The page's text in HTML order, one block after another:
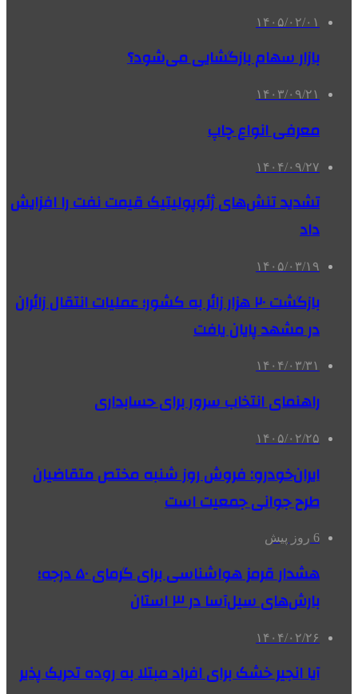
۱۴۰۵/۰۲/۰۱
بازار سهام بازگشایی می‌شود؟
۱۴۰۳/۰۹/۲۱
معرفی انواع چاپ
۱۴۰۴/۰۹/۲۷
تشدید تنش‌های ژئوپولیتیک قیمت نفت را افزایش
داد
۱۴۰۵/۰۳/۱۹
بازگشت ۲۰ هزار زائر به کشور؛ عملیات انتقال زائران
در مشهد پایان یافت
۱۴۰۴/۰۳/۳۱
راهنمای انتخاب سرور برای حسابداری
۱۴۰۵/۰۲/۲۵
ایران‌خودرو: فروش روز شنبه مختص متقاضیان
طرح جوانی جمعیت است
6 روز پیش
هشدار قرمز هواشناسی برای گرمای ۵۰ درجه؛
بارش‌های سیل‌آسا در ۳ استان
۱۴۰۴/۰۲/۲۶
آیا انجیر خشک برای افراد مبتلا به روده تحریک پذیر